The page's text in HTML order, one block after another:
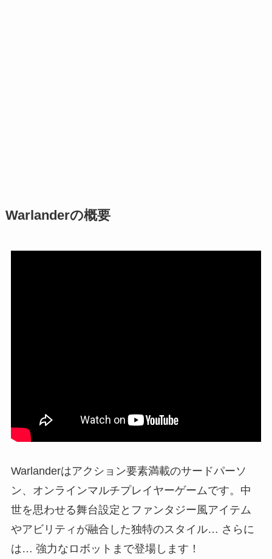
Warlanderの概要
Warlanderはアクション要素満載のサードパーソ
ン、オンラインマルチプレイヤーゲームです。中
世を思わせる舞台設定とファンタジー風アイテム
やアビリティが融合した独特のスタイル… さらに
は… 強力なロボットまで登場します！